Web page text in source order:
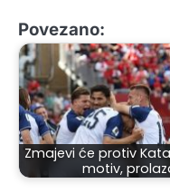
Povezano:
Zmajevi će protiv
motiv,